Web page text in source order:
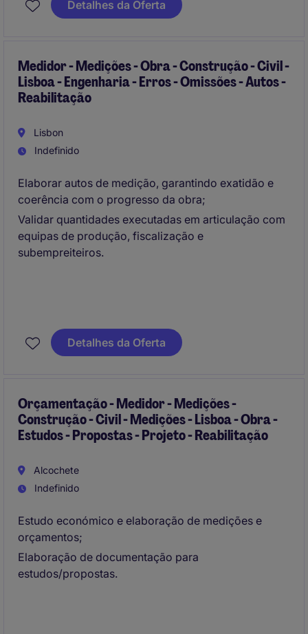
Detalhes da Oferta
Medidor - Medições - Obra - Construção - Civil -
Lisboa - Engenharia - Erros - Omissões - Autos -
Reabilitação
Lisbon
Indefinido
Elaborar autos de medição, garantindo exatidão e
coerência com o progresso da obra;
Validar quantidades executadas em articulação com
equipas de produção, fiscalização e
subempreiteiros.
Detalhes da Oferta
Orçamentação - Medidor - Medições -
Construção - Civil - Medições - Lisboa - Obra -
Estudos - Propostas - Projeto - Reabilitação
Alcochete
Indefinido
Estudo económico e elaboração de medições e
orçamentos;
Elaboração de documentação para
estudos/propostas.